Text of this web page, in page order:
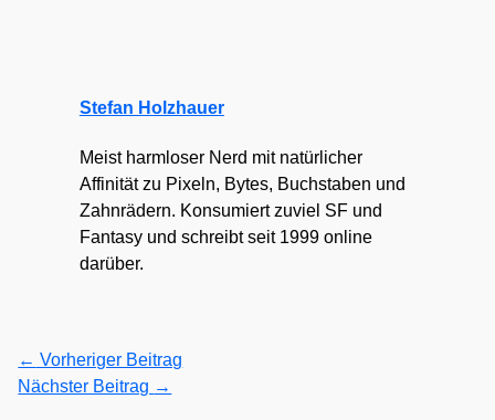
Stefan Holzhauer
Meist harmloser Nerd mit natürlicher
Affinität zu Pixeln, Bytes, Buchstaben und
Zahnrädern. Konsumiert zuviel SF und
Fantasy und schreibt seit 1999 online
darüber.
← Vorheriger Beitrag
Nächster Beitrag →